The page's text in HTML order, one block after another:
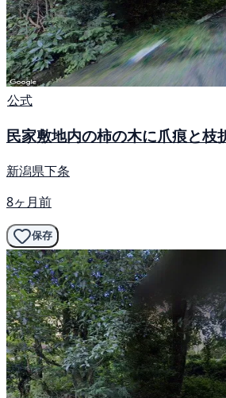
公式
民家敷地内の柿の木に爪痕と枝
新潟県下条
8ヶ月前
保存